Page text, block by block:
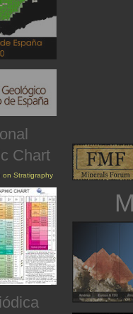
Chart
on Stratigraphy